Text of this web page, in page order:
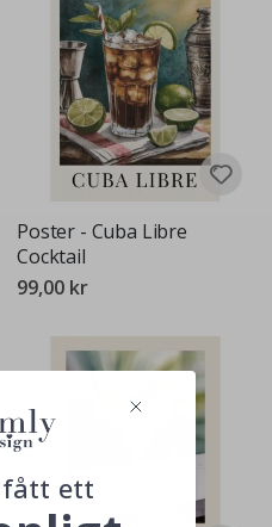
Poster - Cuba Libre
Cocktail
99,00 kr
fått ett